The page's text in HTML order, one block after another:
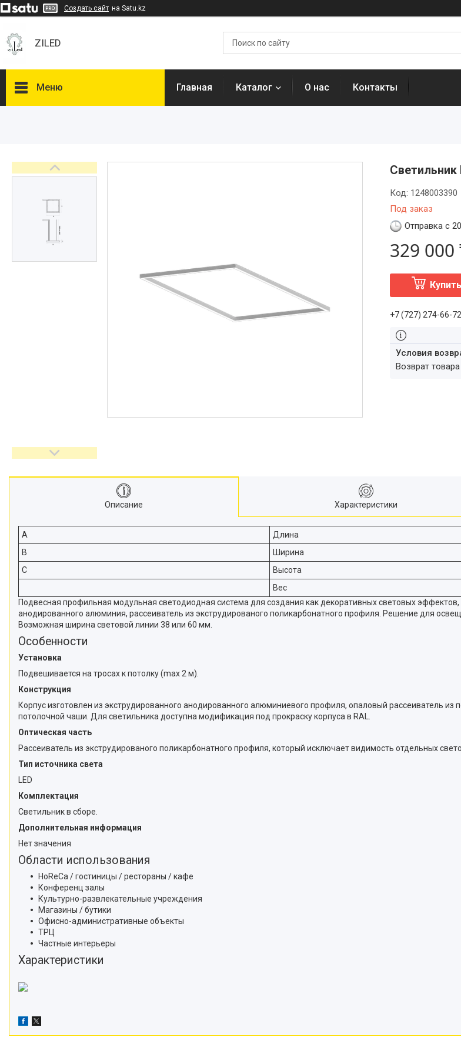
Создать сайт на Satu.kz
ZILED
Меню
ФАРЛАЙТ
NLCO
INNOLUX
Отзывы
Главная Каталог О нас Контакты
Светильник
Под заказ
Код: 1248003390
Отправка с
329 000
Купить
+7 (727) 274-66-72
возврат
Описание Характеристики
A Длина
B
Ширина
C
Высота
Вес
Подвесная профильная модульная светодиодная система для создания как декоративных световых
анодированного алюминия, рассеиватель из экструдированого поликарбонатного профиля. Решение для
Возможная ширина световой линии 38 или 60 мм.
Особенности
Установка
Подвешивается на тросах к потолку (max 2 м).
Конструкция
Корпус изготовлен из экструдированного анодированного алюминиевого профиля, опаловый рассеиватель
потолочной чаши. Для светильника доступна модификация под прокраску корпуса в RAL.
Оптическая часть
Рассеиватель из экструдированого поликарбонатного профиля, который исключает видимость отдельных
Тип источника света
LED
Комплектация
Светильник в сборе.
Дополнительная информация
Нет значения
Области использования
HoReCa / гостиницы / рестораны / кафе
Конференц залы
Культурно-развлекательные учреждения
Магазины / бутики
Офисно-административные объекты
ТРЦ
Частные интерьеры
Характеристики